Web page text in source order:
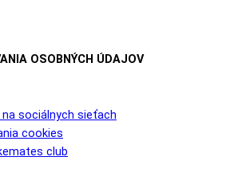
OSOBNÝCH ÚDAJOV
sociálnych sieťach
cookies
club